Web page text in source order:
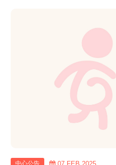
view
more